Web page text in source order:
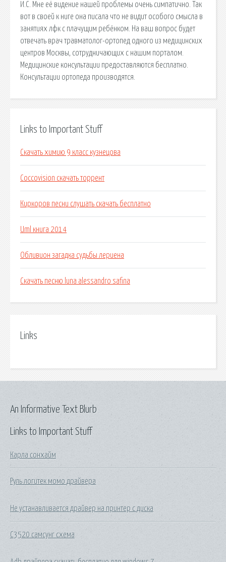
И.С. Мне её видение нашей проблемы очень симпатично. Так
вот в своей к ниге она писала что не видит особого смысла в
занятиях лфк с плачущим ребёнком. На ваш вопрос будет
отвечать врач травматолог-ортопед одного из медицинских
центров Москвы, сотрудничающих с нашим порталом.
Медицинские консультации предоставляются бесплатно.
Консультации ортопеда производятся.
Links to Important Stuff
Скачать химию 9 класс кузнецова
Coccovision скачать торрент
Киркоров песни слушать скачать бесплатно
Uml книга 2014
Обливион загадка судьбы лериена
Скачать песню luna alessandro safina
Links
Links to Important Stuff
Карла сонхайм
Руль логитек момо драйвера
Не устанавливается драйвер на принтер с диска
С3520 самсунг схема
An Informative Text Blurb